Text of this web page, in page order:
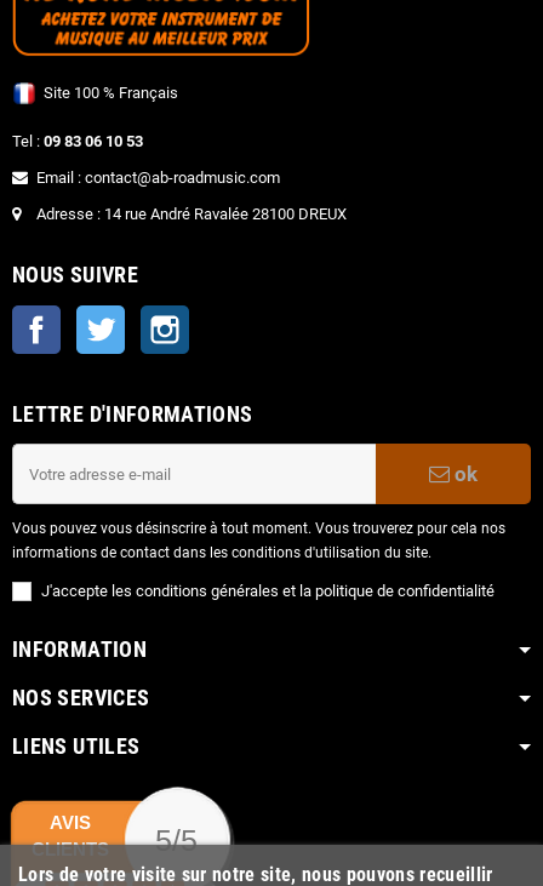
Site 100 % Français
Tel : 09 83 06 10 53
Email : contact@ab-roadmusic.com
Adresse : 14 rue André Ravalée 28100 DREUX
NOUS SUIVRE
Facebook Twitter
LETTRE D'INFORMATIONS
ok
Vous pouvez vous désinscrire à tout moment. Vous trouverez pour cela nos
informations de contact dans les conditions d'utilisation du site.
J'accepte les conditions générales et la politique de confidentialité
INFORMATION
NOS SERVICES
LIENS UTILES
Lors de votre visite sur notre site, nous pouvons recueillir
AVIS
CLIENTS
5/5